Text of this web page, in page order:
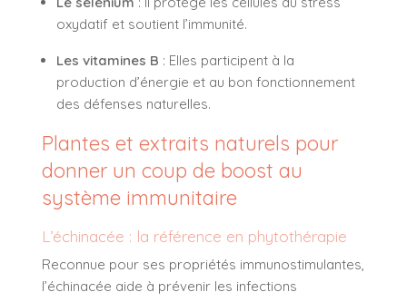
oxydatif et soutient l’immunité.
Les vitamines B : Elles participent à la
production d’énergie et au bon fonctionnement
des défenses naturelles.
Plantes et extraits naturels pour
donner un coup de boost au
système immunitaire
L’échinacée : la référence en phytothérapie
Reconnue pour ses propriétés immunostimulantes,
l’échinacée aide à prévenir les infections